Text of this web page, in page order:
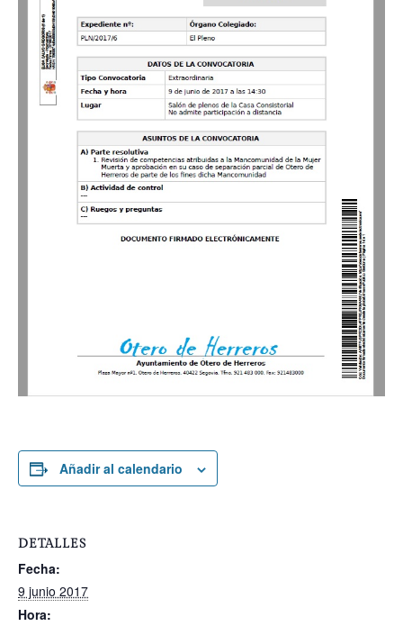
Añadir al calendario
DETALLES
Fecha:
9 junio 2017
Hora: